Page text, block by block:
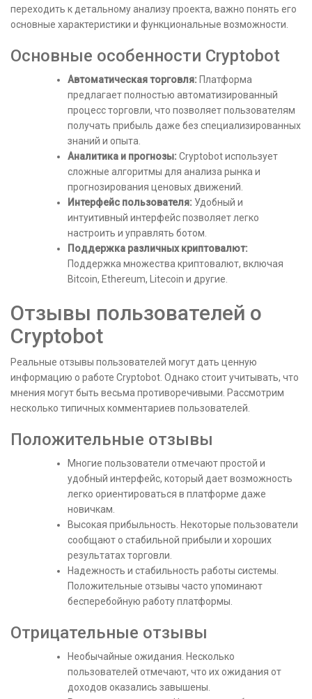
переходить к детальному анализу проекта, важно понять его
основные характеристики и функциональные возможности.
Основные особенности Cryptobot
Автоматическая торговля: Платформа
предлагает полностью автоматизированный
процесс торговли, что позволяет пользователям
получать прибыль даже без специализированных
знаний и опыта.
Аналитика и прогнозы: Cryptobot использует
сложные алгоритмы для анализа рынка и
прогнозирования ценовых движений.
Интерфейс пользователя: Удобный и
интуитивный интерфейс позволяет легко
настроить и управлять ботом.
Поддержка различных криптовалют:
Поддержка множества криптовалют, включая
Bitcoin, Ethereum, Litecoin и другие.
Отзывы пользователей о
Cryptobot
Реальные отзывы пользователей могут дать ценную
информацию о работе Cryptobot. Однако стоит учитывать, что
мнения могут быть весьма противоречивыми. Рассмотрим
несколько типичных комментариев пользователей.
Положительные отзывы
Многие пользователи отмечают простой и
удобный интерфейс, который дает возможность
легко ориентироваться в платформе даже
новичкам.
Высокая прибыльность. Некоторые пользователи
сообщают о стабильной прибыли и хороших
результатах торговли.
Надежность и стабильность работы системы.
Положительные отзывы часто упоминают
бесперебойную работу платформы.
Отрицательные отзывы
Необычайные ожидания. Несколько
пользователей отмечают, что их ожидания от
доходов оказались завышены.